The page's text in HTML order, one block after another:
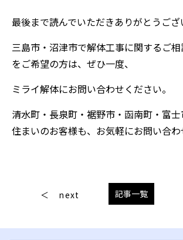
最後まで読んでいただきありがとうござ
三島市・沼津市で解体工事に関するご
をご希望の方は、ぜひ一度、
ミライ解体にお問い合わせください。
清水町・長泉町・裾野市・函南町・富
住まいのお客様も、お気軽にお問い合わ
next 記事一覧